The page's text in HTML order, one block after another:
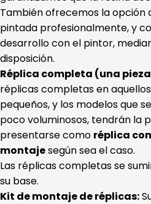
También ofrecemos la opción
pintada profesionalmente, y
desarrollo con el pintor,
disposición.
Réplica completa (una
réplicas completas en
pequeños, y los modelos que
poco voluminosos, tendrán la
presentarse como réplica
montajesegún sea el caso.
Las réplicas completas se
su base.
Kit de montaje de réplicas: